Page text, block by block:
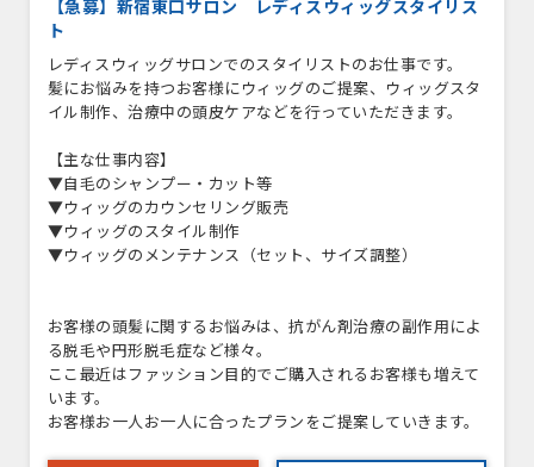
【急募】新宿東口サロン レディスウィッグスタイリス
ト
レディスウィッグサロンでのスタイリストのお仕事です。
髪にお悩みを持つお客様にウィッグのご提案、ウィッグスタ
イル制作、治療中の頭皮ケアなどを行っていただきます。
【主な仕事内容】
▼自毛のシャンプー・カット等
▼ウィッグのカウンセリング販売
▼ウィッグのスタイル制作
▼ウィッグのメンテナンス（セット、サイズ調整）
お客様の頭髪に関するお悩みは、抗がん剤治療の副作用によ
る脱毛や円形脱毛症など様々。
ここ最近はファッション目的でご購入されるお客様も増えて
います。
お客様お一人お一人に合ったプランをご提案していきます。